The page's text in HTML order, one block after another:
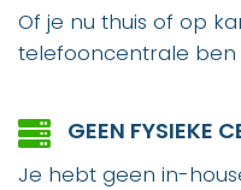
Of je nu thuis of op
telefooncentrale
GEEN FYSIEKE
Je hebt geen in-